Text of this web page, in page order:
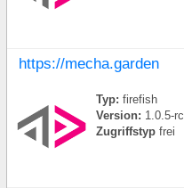
https://mecha.garden
Typ: firefish
Version: 1.0.5-rc
Zugriffstyp frei